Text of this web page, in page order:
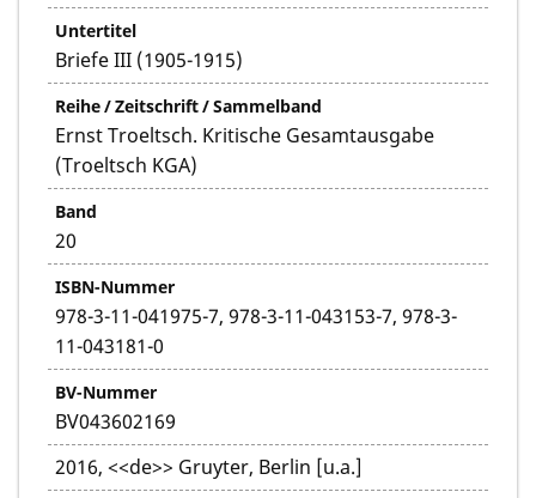
Untertitel
Briefe III (1905-1915)
Reihe / Zeitschrift / Sammelband
Ernst Troeltsch. Kritische Gesamtausgabe
(Troeltsch KGA)
Band
20
ISBN-Nummer
978-3-11-041975-7, 978-3-11-043153-7, 978-3-
11-043181-0
BV-Nummer
BV043602169
2016, <<de>> Gruyter, Berlin [u.a.]